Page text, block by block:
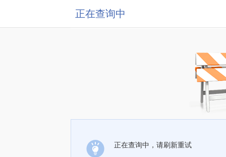
正在查询中
正在查询中，请刷新重试